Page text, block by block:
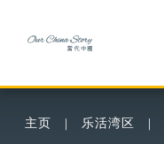
主页 乐活湾区